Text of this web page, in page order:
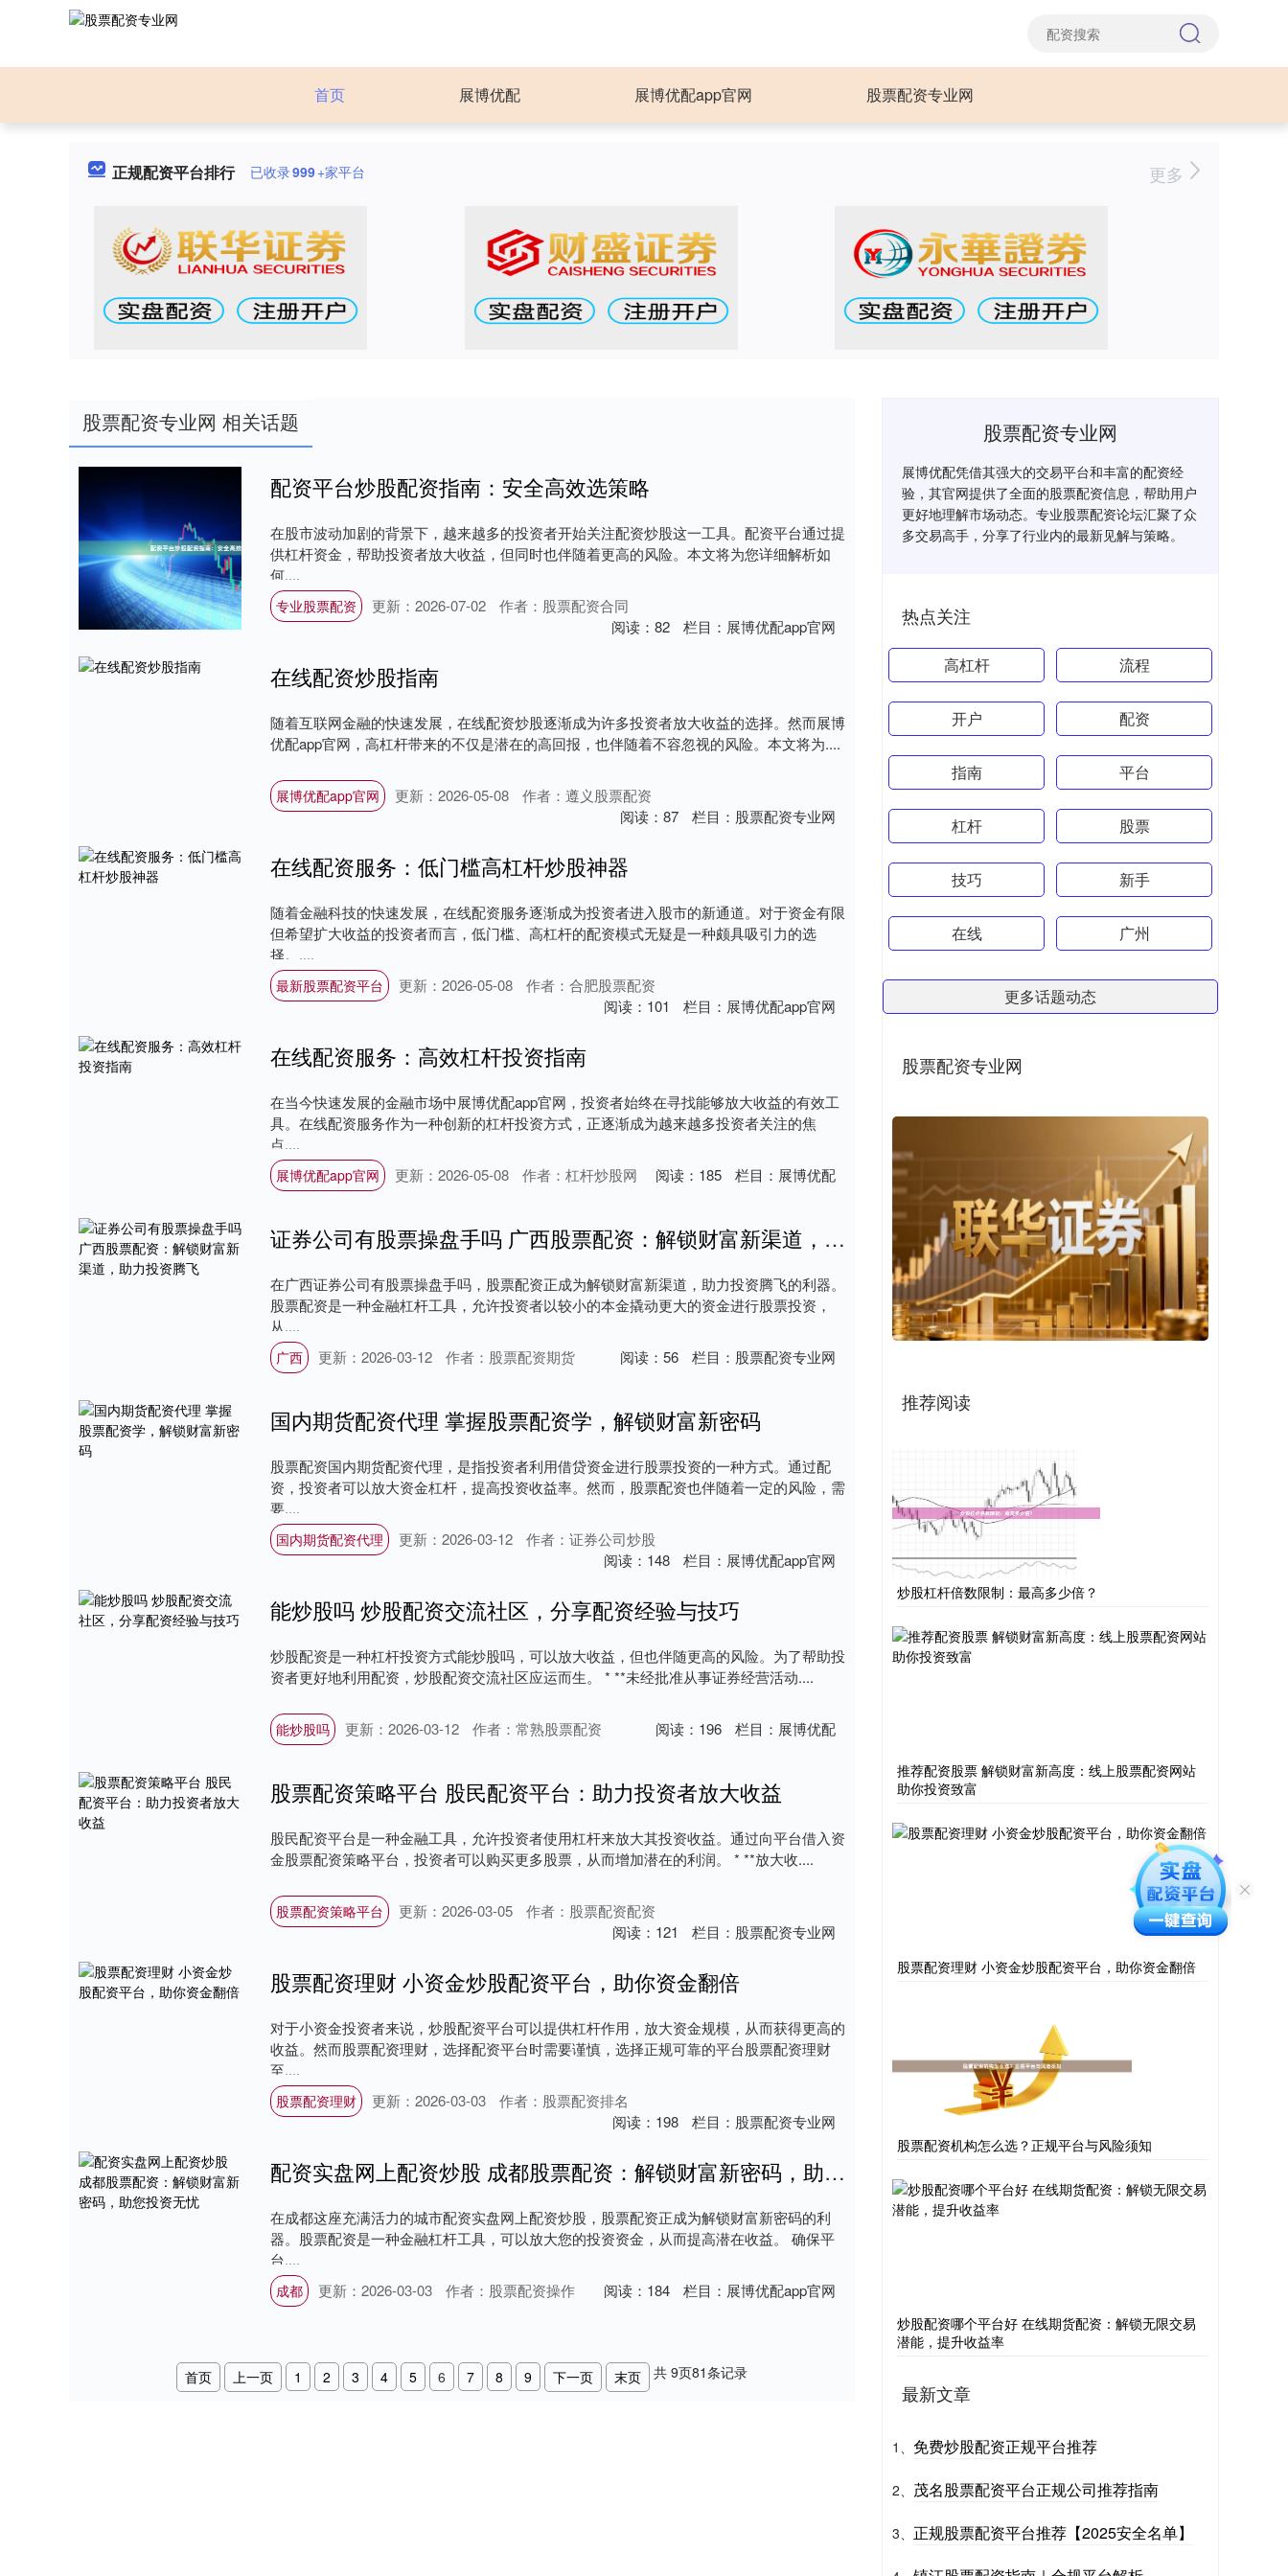
首页 展博优配 展博优配app官网 股票配资专业网
正规配资平台排行 已收录999+家平台 更多
股票配资专业网 相关话题
配资平台炒股配资指南：安全高效选策略
在股市波动加剧的背景下，越来越多的投资者开始关注配资炒股这一工具。配资平台通过提
供杠杆资金，帮助投资者放大收益，但同时也伴随着更高的风险。本文将为您详细解析如
何....
专业股票配资 更新：2026-07-02
作者：股票配资合同
阅读： 82 栏目： 展博优配app官网
在线配资炒股指南
随着互联网金融的快速发展，在线配资炒股逐渐成为许多投资者放大收益的选择。然而展博
优配app官网，高杠杆带来的不仅是潜在的高回报，也伴随着不容忽视的风险。本文将为....
展博优配app官网 更新：2026-05-08
作者：遵义股票配资
阅读： 87 栏目： 股票配资专业网
在线配资服务：低门槛高杠杆炒股神器
随着金融科技的快速发展，在线配资服务逐渐成为投资者进入股市的新通道。对于资金有限
但希望扩大收益的投资者而言，低门槛、高杠杆的配资模式无疑是一种颇具吸引力的选
择。....
最新股票配资平台 更新：2026-05-08
作者：合肥股票配资
阅读： 101 栏目： 展博优配app官网
在线配资服务：高效杠杆投资指南
在当今快速发展的金融市场中展博优配app官网，投资者始终在寻找能够放大收益的有效工
具。在线配资服务作为一种创新的杠杆投资方式，正逐渐成为越来越多投资者关注的焦
点....
展博优配app官网 更新：2026-05-08 作者：杠杆炒股网 阅读： 185 栏目： 展博优配
证券公司有股票操盘手吗 广西股票配资：解锁财富新渠道，助力投资腾飞
在广西证券公司有股票操盘手吗，股票配资正成为解锁财富新渠道，助力投资腾飞的利器。
股票配资是一种金融杠杆工具，允许投资者以较小的本金撬动更大的资金进行股票投资，
从....
广西 更新：2026-03-12 作者：股票配资期货 阅读： 56 栏目： 股票配资专业网
国内期货配资代理 掌握股票配资学，解锁财富新密码
股票配资国内期货配资代理，是指投资者利用借贷资金进行股票投资的一种方式。通过配
资，投资者可以放大资金杠杆，提高投资收益率。然而，股票配资也伴随着一定的风险，需
要....
国内期货配资代理 更新：2026-03-12
作者：证券公司炒股
阅读： 148 栏目： 展博优配app官网
能炒股吗 炒股配资交流社区，分享配资经验与技巧
炒股配资是一种杠杆投资方式能炒股吗，可以放大收益，但也伴随更高的风险。为了帮助投
资者更好地利用配资，炒股配资交流社区应运而生。 * **未经批准从事证券经营活动....
能炒股吗 更新：2026-03-12 作者：常熟股票配资 阅读： 196 栏目： 展博优配
股票配资策略平台 股民配资平台：助力投资者放大收益
股民配资平台是一种金融工具，允许投资者使用杠杆来放大其投资收益。通过向平台借入资
金股票配资策略平台，投资者可以购买更多股票，从而增加潜在的利润。 * **放大收....
股票配资策略平台 更新：2026-03-05
作者：股票配资配资
阅读： 121 栏目： 股票配资专业网
股票配资理财 小资金炒股配资平台，助你资金翻倍
对于小资金投资者来说，炒股配资平台可以提供杠杆作用，放大资金规模，从而获得更高的
收益。然而股票配资理财，选择配资平台时需要谨慎，选择正规可靠的平台股票配资理财
至....
股票配资理财 更新：2026-03-03
作者：股票配资排名
阅读： 198 栏目： 股票配资专业网
配资实盘网上配资炒股 成都股票配资：解锁财富新密码，助您投资无忧
在成都这座充满活力的城市配资实盘网上配资炒股，股票配资正成为解锁财富新密码的利
器。股票配资是一种金融杠杆工具，可以放大您的投资资金，从而提高潜在收益。 确保平
台....
成都 更新：2026-03-03 作者：股票配资操作 阅读： 184 栏目： 展博优配app官网
首页 上一页 1 2 3 4 5 6 7 8 9 下一页 末页 共 9页81条记录
股票配资专业网
展博优配凭借其强大的交易平台和丰富的配资经
验，其官网提供了全面的股票配资信息，帮助用户
更好地理解市场动态。专业股票配资论坛汇聚了众
多交易高手，分享了行业内的最新见解与策略。
热点关注
高杠杆 流程
开户 配资
指南 平台
杠杆 股票
技巧 新手
在线 广州
更多话题动态
股票配资专业网
推荐阅读
炒股杠杆倍数限制：最高多少倍？
推荐配资股票 解锁财富新高度：线上股票配资网站
助你投资致富
股票配资理财 小资金炒股配资平台，助你资金翻倍
股票配资机构怎么选？正规平台与风险须知
炒股配资哪个平台好 在线期货配资：解锁无限交易
潜能，提升收益率
最新文章
1、 免费炒股配资正规平台推荐
2、 茂名股票配资平台正规公司推荐指南
3、 正规股票配资平台推荐【2025安全名单】